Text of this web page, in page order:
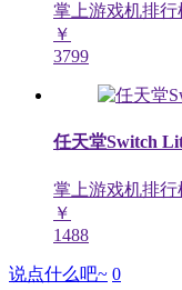
掌上游戏机排行
￥
3799
任天堂Switch
掌上游戏机排行
￥
1488
说点什么吧~ 0